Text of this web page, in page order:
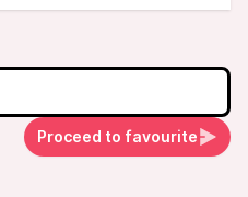
Proceed to favourite